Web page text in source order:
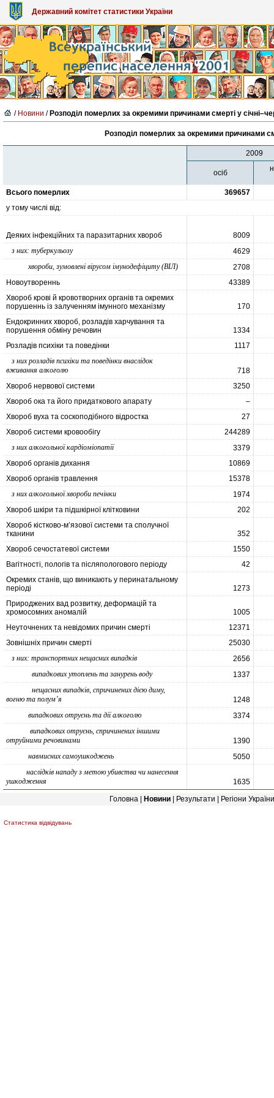
Державний комітет статистики України
/ Новини / Розподіл померлих за окремими причинами смерті у
Розподіл померлих за окремими причинами
2009
осіб
Всього померлих
369657
у тому числі від:
Деяких інфекційних та паразитарних хвороб
8009
з них: туберкульозу
4629
хвороби, зумовлені вірусом імунодефіциту (ВІЛ)
2708
Новоутвореннь
43389
Хвороб крові й кровотворних органів та окремих
порушеннь із залученням імунного механізму
170
Ендокринних хвороб, розладів харчування та
порушення обміну речовин
1334
Розладів психіки та поведінки
1117
з них розладів психіки та поведінки внаслідок
вживання алкоголю
718
Хвороб нервової системи
3250
Хвороб ока та його придаткового апарату
–
Хвороб вуха та соскоподібного відростка
27
Хвороб системи кровообігу
244289
з них алкогольної кардіоміопатії
3379
Хвороб органів дихання
10869
Хвороб органів травлення
15378
з них алкогольної хвороби печінки
1974
Хвороб шкіри та підшкірної клітковини
202
Хвороб кістково-м’язової системи та сполучної
тканини
352
Хвороб сечостатевої системи
1550
Вагітності, пологів та післяпологового періоду
42
Окремих станів, що виникають у перинатальному
періоді
1273
Природжених вад розвитку, деформацій та
хромосомних аномалій
1005
Неуточнених та невідомих причин смерті
12371
Зовнішніх причин смерті
25030
з них: транспортних нещасних випадків
2656
випадкових утоплень та занурень воду
1337
нещасних випадків, спричинених дією диму,
вогню та полум’я
1248
випадкових отруєнь та дії алкоголю
3374
випадкових отруєнь, спричинених іншими
отруйними речовинами
1390
навмисних самоушкоджень
5050
наслідків нападу з метою убивства чи нанесення
ушкодження
1635
Головна
Новини Результати Регіони України
Статистика відвідувань